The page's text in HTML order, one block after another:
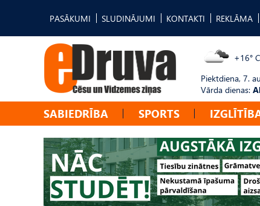
PASĀKUMI SLUDINĀJUMI KONTAKTI REKLĀMA
+16°
Piektdiena, 7.
Vārda dienas:
SABIEDRĪBA SPORTS